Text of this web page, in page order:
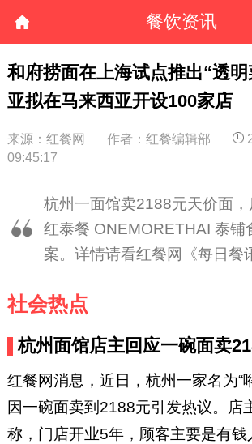
餐饮资讯
和府捞面在上海试点推出“透
亚拟在马来西亚开设100家店
来源：红餐网 作者：红餐编辑部
09:45:17
杭州一面馆卖2188元天价面，
红泰餐 ONEMORETHAI 泰铺
案。详情请看红餐网《每日餐
社会热点
杭州面馆店主回应一碗面卖
红餐网消息，近日，杭州一家名为“
因一碗面卖到2188元引发热议。店
称，门店开业5年，顾客主要是有钱